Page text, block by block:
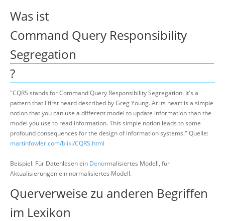
Was ist
Command Query Responsibility
Segregation
?
"CQRS stands for Command Query Responsibility Segregation. It's a
pattern that I first heard described by Greg Young. At its heart is a simple
notion that you can use a different model to update information than the
model you use to read information. This simple notion leads to some
profound consequences for the design of information systems." Quelle:
martinfowler.com/bliki/CQRS.html
Beispiel: Für Datenlesen ein Denormalisiertes Modell, für
Aktualisierungen ein normalisiertes Modell.
Querverweise zu anderen Begriffen
im Lexikon